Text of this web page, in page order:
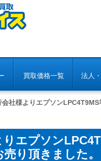
買取価格一覧 法人
会社様よりエプソンLPC4T9MS
りエプソン
り頂きました。